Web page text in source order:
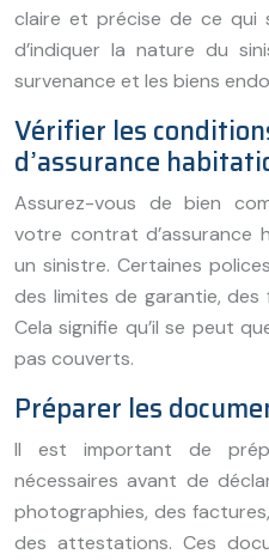
claire et précise de ce qui
d’indiquer la nature du
survenance et les biens
Vérifier les
d’assurance
Assurez-vous de bien
votre contrat d’assurance
un sinistre. Certaines
des limites de garantie, des
Cela signifie qu’il se peut
pas couverts.
Préparer les
Il est important de
nécessaires avant de
photographies, des
des attestations. Ces